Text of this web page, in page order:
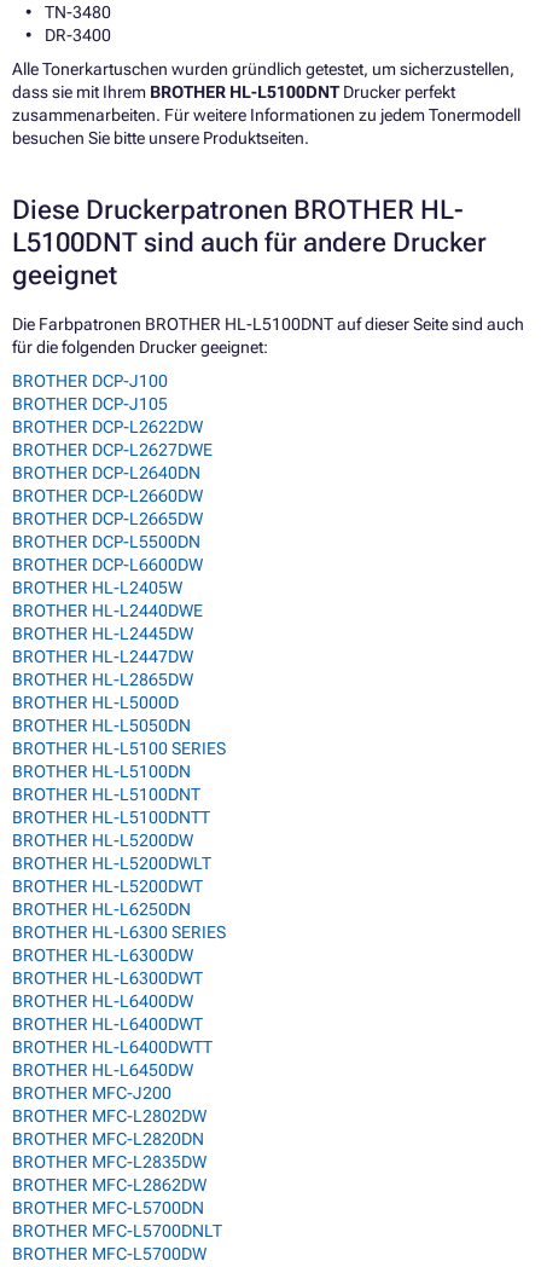
TN-3480
DR-3400
Alle Tonerkartuschen wurden gründlich getestet, um sicherzustellen,
dass sie mit Ihrem BROTHER HL-L5100DNTDrucker perfekt
zusammenarbeiten. Für weitere Informationen zu jedem Tonermodell
besuchen Sie bitte unsere Produktseiten.
Diese Druckerpatronen BROTHER HL-
L5100DNT sind auch für andere Drucker
geeignet
Die Farbpatronen BROTHER HL-L5100DNT auf dieser Seite sind auch
für die folgenden Drucker geeignet:
BROTHER DCP-J100
BROTHER DCP-J105
BROTHER DCP-L2622DW
BROTHER DCP-L2627DWE
BROTHER DCP-L2640DN
BROTHER DCP-L2660DW
BROTHER DCP-L2665DW
BROTHER DCP-L5500DN
BROTHER DCP-L6600DW
BROTHER HL-L2405W
BROTHER HL-L2440DWE
BROTHER HL-L2445DW
BROTHER HL-L2447DW
BROTHER HL-L2865DW
BROTHER HL-L5000D
BROTHER HL-L5050DN
BROTHER HL-L5100 SERIES
BROTHER HL-L5100DN
BROTHER HL-L5100DNT
BROTHER HL-L5100DNTT
BROTHER HL-L5200DW
BROTHER HL-L5200DWLT
BROTHER HL-L5200DWT
BROTHER HL-L6250DN
BROTHER HL-L6300 SERIES
BROTHER HL-L6300DW
BROTHER HL-L6300DWT
BROTHER HL-L6400DW
BROTHER HL-L6400DWT
BROTHER HL-L6400DWTT
BROTHER HL-L6450DW
BROTHER MFC-J200
BROTHER MFC-L2802DW
BROTHER MFC-L2820DN
BROTHER MFC-L2835DW
BROTHER MFC-L2862DW
BROTHER MFC-L5700DN
BROTHER MFC-L5700DNLT
BROTHER MFC-L5700DW